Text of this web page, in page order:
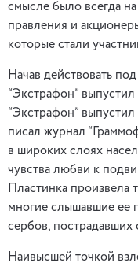
смысле было всегда
правления и
которые стали
Начав действовать
“Экстрафон”
“Экстрафон”
писал журнал
в широких слоях
чувства любви к
Пластинка произвела
многие слышавшие ее
сербов, пострадавших
Наивысшей точкой